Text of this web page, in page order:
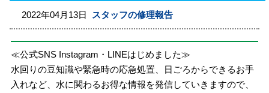
2022年04月13日 スタッフの修理報告
≪公式SNS Instagram・LINEはじめました≫
水回りの豆知識や緊急時の応急処置、日ごろからできるお手
入れなど、水に関わるお得な情報を発信していきますので、